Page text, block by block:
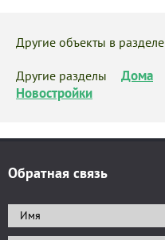
Другие объекты в разделе
Другие разделы Дома
Новостройки
Обратная связь